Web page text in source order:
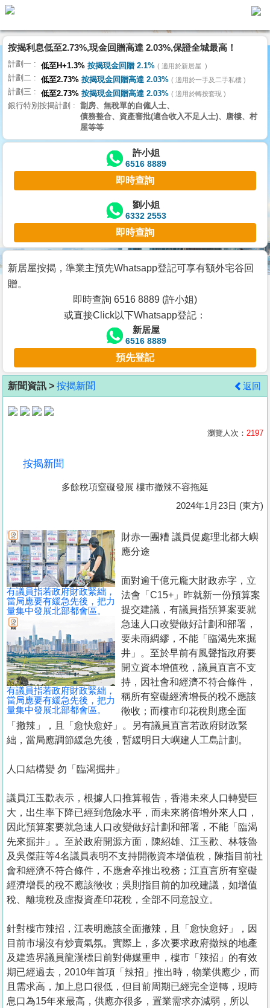
代
理
主
頁
搵
樓/
交
業
主
宅
谷
按
客
地
產
置
業
手
冊
關
於
我
們
按揭利息低至2.73%,現金回贈高達 2.03%,保證全城最高！
計劃一 低至H+1.3% 按揭現金回贈 2.1% 適用於新居屋
計劃二 低至2.73% 按揭現金回贈高達 2.03% 適用於一手及二手私樓
計劃三 低至2.73% 按揭現金回贈高達 2.03% 適用於轉按套現
銀行特別按揭計劃
劏房、無稅單的自僱人士、
債務整合、資產審批(適合收入不足人士)、唐樓、村
屋等等
許小姐
6516 8889
即時查詢
劉小姐
6332 2553
即時查詢
新居屋按揭，準業主預先Whatsapp登記可享有額外宅谷回
贈。
即時查詢 6516 8889 (許小姐)
或直接Click以下Whatsapp登記：
新居屋
6516 8889
預先登記
新聞資訊 > 按揭新聞 返回
瀏覽人次： 2197
按揭新聞
多餘稅項窒礙發展 樓市撤辣不容拖延
2024年1月23日 (東方)
有議員指若政府財政緊絀，
當局應要有緩急先後，把力
量集中發展北部都會區。
有議員指若政府財政緊絀，
當局應要有緩急先後，把力
量集中發展北部都會區。
財赤一團糟 議員促處理北都大嶼
應分途
面對逾千億元龐大財政赤字，立
法會「C15+」昨就新一份預算案
提交建議，有議員指預算案要就
急速人口改變做好計劃和部署，
要未雨綢繆，不能「臨渴先來掘
井」。至於早前有風聲指政府要
開立資本增值稅，議員直言不支
持，因社會和經濟不符合條件，
稱所有窒礙經濟增長的稅不應該
徵收；而樓市印花稅則應全面
「撤辣」，且「愈快愈好」。另有議員直言若政府財政緊
絀，當局應調節緩急先後，暫緩明日大嶼建人工島計劃。
人口結構變 勿「臨渴掘井」
議員江玉歡表示，根據人口推算報告，香港未來人口轉變巨
大，出生率下降已經到危險水平，而未來將倍增外來人口，
因此預算案要就急速人口改變做好計劃和部署，不能「臨渴
先來掘井」。至於政府開源方面，陳紹雄、江玉歡、林筱魯
及吳傑莊等4名議員表明不支持開徵資本增值稅，陳指目前社
會和經濟不符合條件，不應倉卒推出稅務；江直言所有窒礙
經濟增長的稅不應該徵收；吳則指目前的加稅建議，如增值
稅、離境稅及虛擬資產印花稅，全部不同意設立。
針對樓市辣招，江表明應該全面撤辣，且「愈快愈好」，因
目前市場沒有炒賣氣氛。實際上，多次要求政府撤辣的地產
及建造界議員龍漢標日前對傳媒重申，樓市「辣招」的有效
期已經過去，2010年首項「辣招」推出時，物業供應少，而
且需求高，加上息口很低，但目前周期已經完全逆轉，現時
息口為15年來最高，供應亦很多，置業需求亦減弱，所以